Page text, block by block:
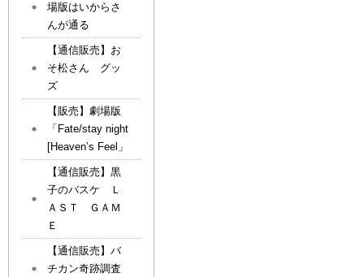
場版はいからさ
んが通る
【通信販売】お
そ松さん グッ
ズ
【販売】劇場版
「Fate/stay night
[Heaven’s Feel」
【通信販売】黒
子のバスケ Ｌ
ＡＳＴ ＧＡＭ
Ｅ
【通信販売】バ
チカン奇跡調査